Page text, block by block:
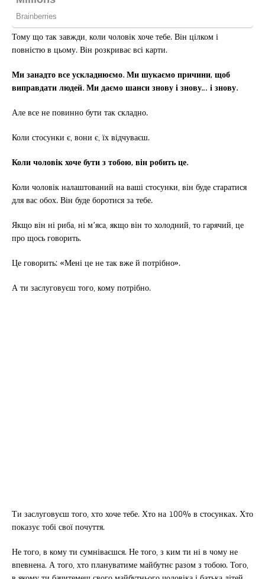
Тому що так завжди, коли чоловік хоче тебе. Він цілком і
повністю в цьому. Він розкриває всі карти.
Ми занадто все ускладнюємо. Ми шукаємо причини, щоб
виправдати людей. Ми даємо шанси знову і знову… і знову.
Але все не повинно бути так складно.
Коли стосунки є, вони є, їх відчуваєш.
Коли чоловік хоче бути з тобою, він робить це.
Коли чоловік налаштований на ваші стосунки, він буде старатися
для вас обох. Він буде боротися за тебе.
Якщо він ні риба, ні м’яса, якщо він то холодний, то гарячий, це
про щось говорить.
Це говорить: «Мені це не так вже й потрібно».
А ти заслуговуєш того, кому потрібно.
Ти заслуговуєш того, хто хоче тебе. Хто на 100% в стосунках. Хто
показує тобі свої почуття.
Не того, в кому ти сумніваєшся. Не того, з ким ти ні в чому не
впевнена. А того, хто плануватиме майбутнє разом з тобою. Того,